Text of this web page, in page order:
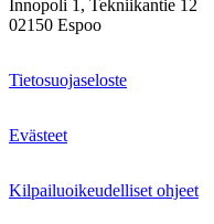
Innopoli 1, Tekniikantie 12
02150 Espoo
Tietosuojaseloste
Evästeet
Kilpailuoikeudelliset ohjeet